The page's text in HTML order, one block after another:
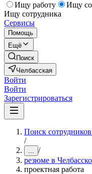
Ищу работу
Ищу
Ищу сотрудника
Сервисы
Помощь
Ещё
Поиск
Челбасская
Войти
Войти
Зарегистрироваться
Поиск
/
... /
резюме в
проектная работа